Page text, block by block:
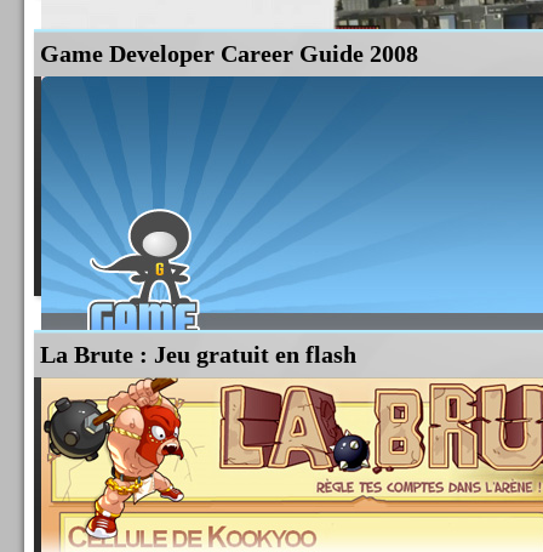
Le Playstation Store Japonais devrait recevoir le 31 Juillet un nouveau jeu à bas prix
The Last Guyvous place dans une vue aérienne à la Google Earth, depuis laquelle...
Game Developer Career Guide 2008
Tous ceux qui rêvent de travailler un jour dans l'univers du jeu vidéo doivent connaître
dans l'industrie du jeu vidéo, mais du côté des hommes...
Lire la suite
La Brute : Jeu gratuit en flash